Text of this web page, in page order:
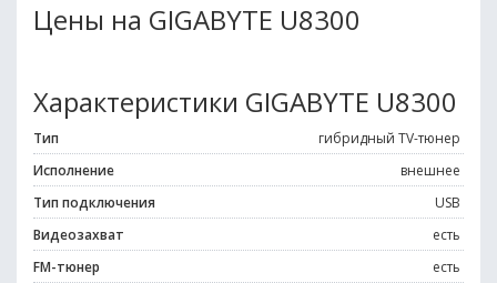
Цены на GIGABYTE U8300
Характеристики GIGABYTE U8300
Тип
гибридный TV-тюнер
Исполнение
внешнее
Тип подключения
USB
Видеозахват
есть
FM-тюнер
есть